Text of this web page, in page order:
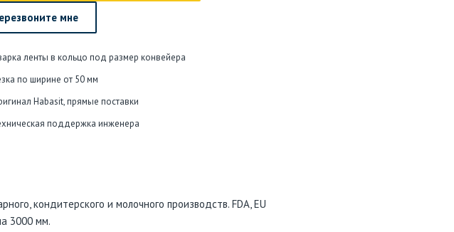
мне
ленты в кольцо под размер конвейера
по ширине от 50 мм
Habasit, прямые поставки
поддержка инженера
кондитерского и молочного производств. FDA, EU
3000 мм.